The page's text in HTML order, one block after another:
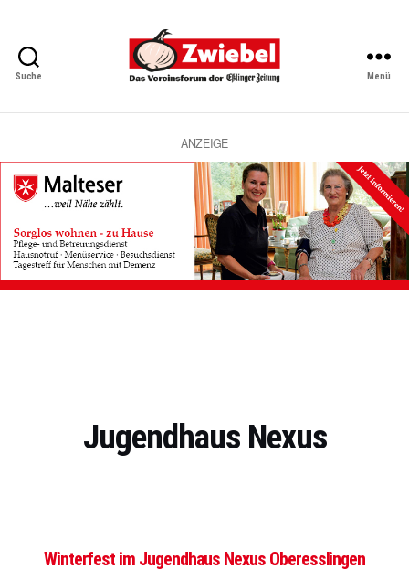
Suche
Vereinsforum
Eßlinger
Zeitung
Menü
ANZEIGE
Jugendhaus Nexus
Winterfest im Jugendhaus Nexus Oberesslingen